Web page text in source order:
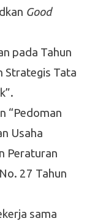
Good
pada Tahun
Strategis Tata
“Pedoman
Usaha
Peraturan
27 Tahun
sama